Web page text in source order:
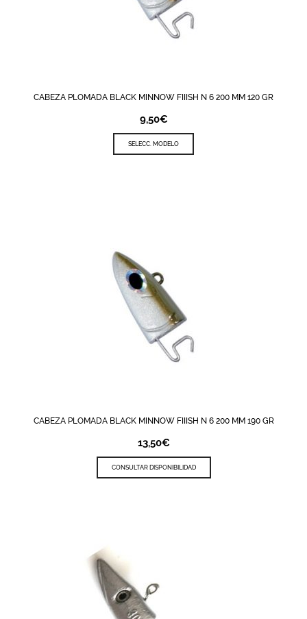
CABEZA PLOMADA BLACK MINNOW FIIISH N 6 200 MM 120 GR
9,50€
SELECC. MODELO
CABEZA PLOMADA BLACK MINNOW FIIISH N 6 200 MM 190 GR
13,50€
CONSULTAR DISPONIBILIDAD